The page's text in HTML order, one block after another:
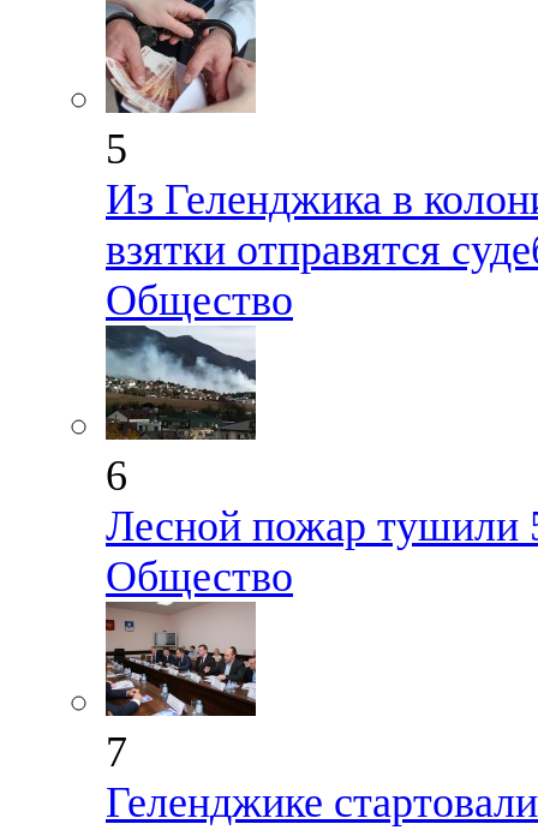
5
Из Геленджика в
взятки отправятся
Общество
6
Лесной пожар тушили
Общество
7
Геленджике